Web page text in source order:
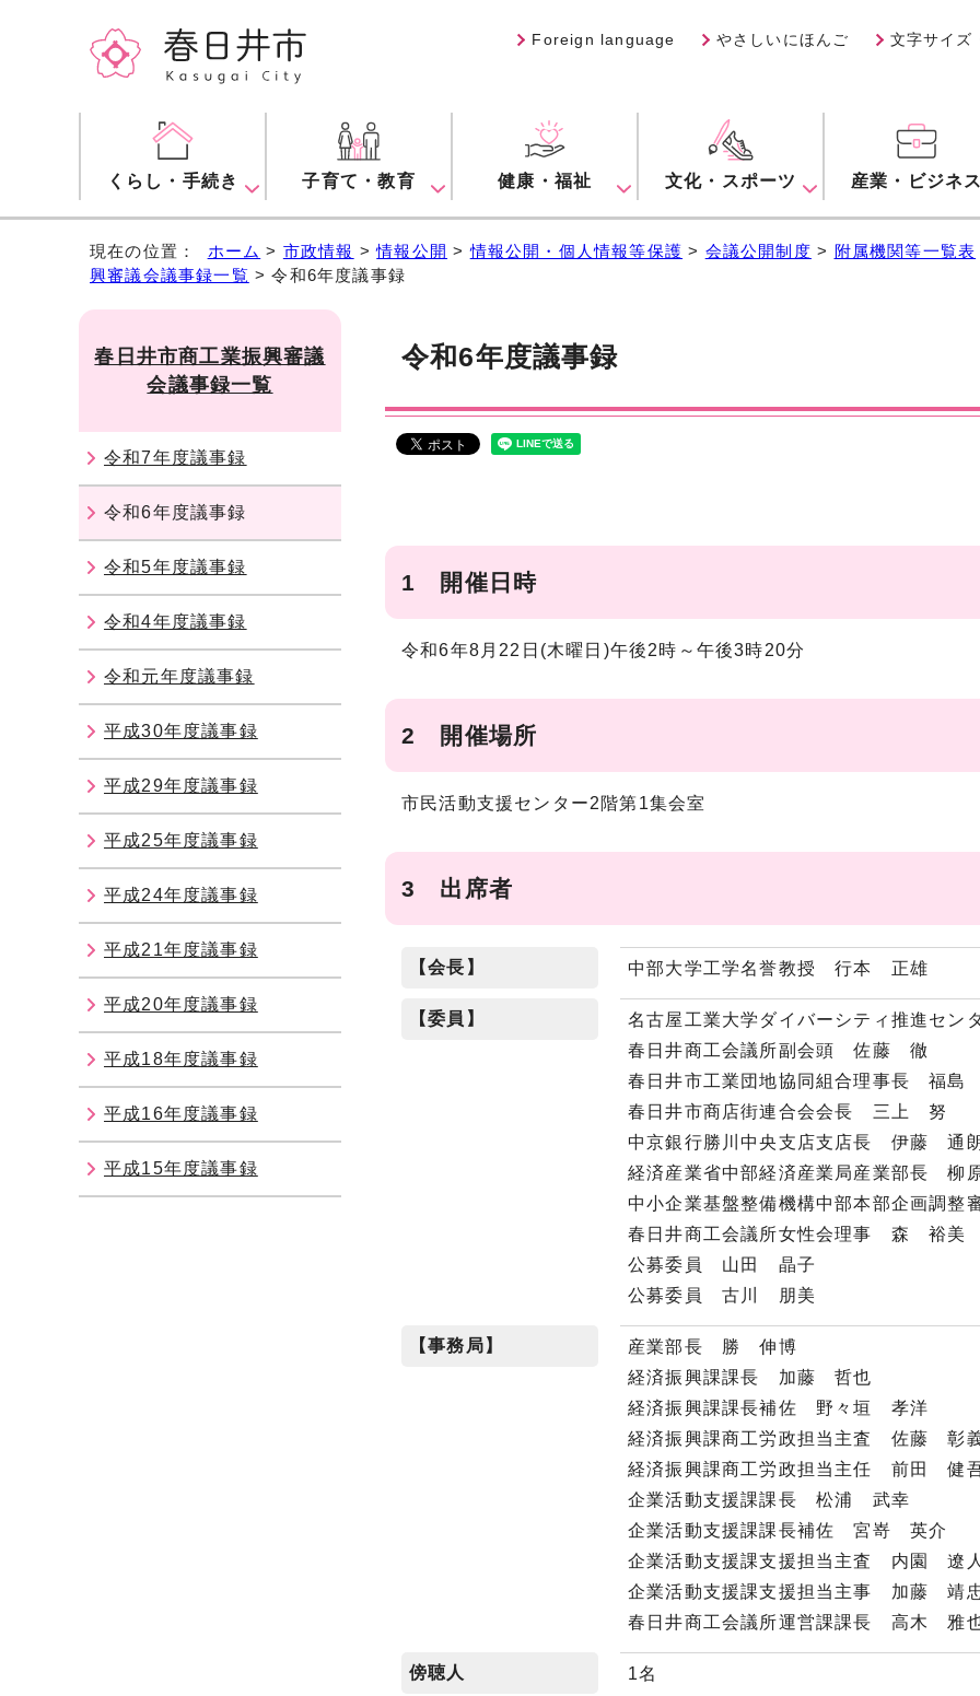
Foreign language やさしいにほんご 文字サイズ
くらし・手続き 子育て・教育 健康・福祉 文化・スポーツ 産業・ビジネス
現在の位置： ホーム > 市政情報 >情報公開 >情報公開・個人情報等保護 > 会議公開制度 > 附属機関等一覧表
興審議会議事録一覧 > 令和6年度議事録
令和6年度議事録
1 開催日時
令和6年8月22日(木曜日)午後2時～午後3時20分
2 開催場所
市民活動支援センター2階第1集会室
3 出席者
【会長】 中部大学工学名誉教授 行本 正雄
【委員】
名古屋工業大学ダイバーシティ推進セ
春日井商工会議所副会頭 佐藤 徹
春日井市工業団地協同組合理事長 福島
春日井市商店街連合会会長 三上 努
中京銀行勝川中央支店支店長 伊藤 通
経済産業省中部経済産業局産業部長 柳
中小企業基盤整備機構中部本部企画調
春日井商工会議所女性会理事 森 裕美
公募委員 山田 晶子
公募委員 古川 朋美
【事務局】
産業部長 勝 伸博
経済振興課課長 加藤 哲也
経済振興課課長補佐 野々垣 孝洋
経済振興課商工労政担当主査 佐藤 彰
経済振興課商工労政担当主任 前田 健
企業活動支援課課長 松浦 武幸
企業活動支援課課長補佐 宮嵜 英介
企業活動支援課支援担当主査 内園 遼人
企業活動支援課支援担当主事 加藤 靖
春日井商工会議所運営課課長 高木 雅
傍聴人 1名
春日井市商工業振興審議
会議事録一覧
令和7年度議事録
令和6年度議事録
令和5年度議事録
令和4年度議事録
令和元年度議事録
平成30年度議事録
平成29年度議事録
平成25年度議事録
平成24年度議事録
平成21年度議事録
平成20年度議事録
平成18年度議事録
平成16年度議事録
平成15年度議事録